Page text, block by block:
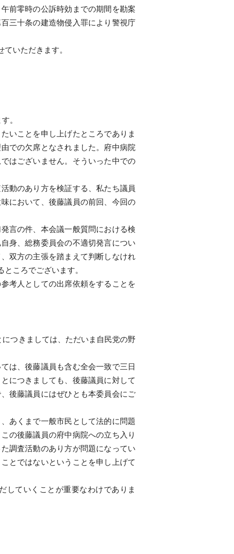
前零時の公訴時効までの期間を勘案
三十条の建造物侵入罪により警視庁
いただきます。
。
いことを申し上げたところでありま
での欠席となされました。府中病院
はございません。そういった中での
動のあり方を検証する、私たち議員
において、後藤議員の前回、今回の
言の件、本会議一般質問における検
身、総務委員会の不適切発言につい
双方の主張を踏まえて判断しなけれ
ころでございます。
考人としての出席依頼をすることを
つきましては、ただいま自民党の野
は、後藤議員も含む全会一致で三日
につきましても、後藤議員に対して
後藤議員にはぜひとも本委員会にご
あくまで一般市民として法的に問題
の後藤議員の府中病院への立ち入り
調査活動のあり方が問題になってい
とではないということを申し上げて
ていくことが重要なわけでありま